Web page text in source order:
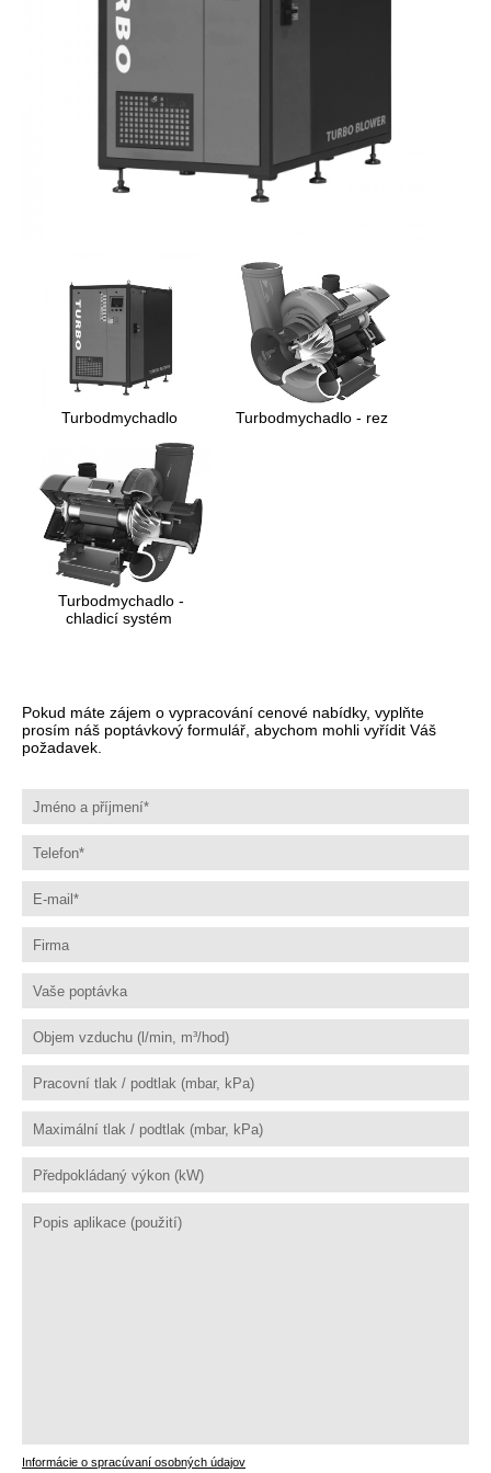
Turbodmychadlo Turbodmychadlo - rez
Turbodmychadlo -
chladicí systém
Pokud máte zájem o vypracování cenové nabídky, vyplňte
prosím náš poptávkový formulář, abychom mohli vyřídit Váš
požadavek.
Informácie o spracúvaní osobných údajov